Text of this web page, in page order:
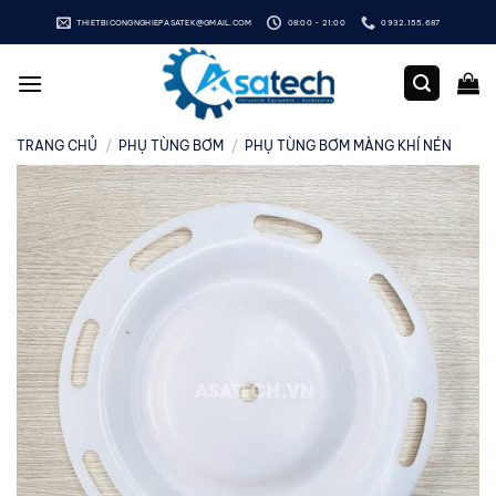
qua
dung
THIETBICONGNGHIEPASATEK@GMAIL.COM 08:00 - 21:00 0932.155.687
TRANG CHỦ / PHỤ TÙNG BƠM / PHỤ TÙNG BƠM MÀNG KHÍ NÉN